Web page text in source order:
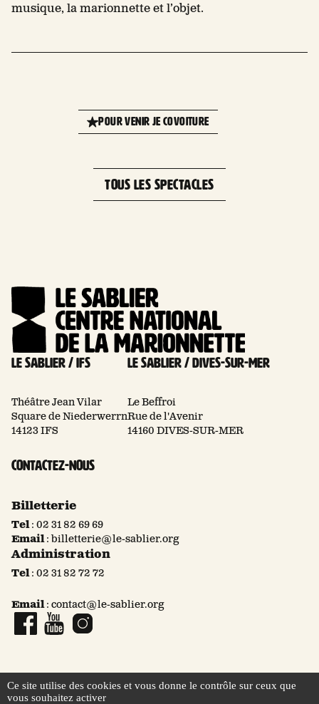
musique, la marionnette et l’objet.
POUR VENIR JE COVOITURE
TOUS LES SPECTACLES
Le Sablier / Ifs
Théâtre Jean Vilar
Square de Niederwerrn
14123 IFS
Le Sablier / Dives-sur-mer
Le Beffroi
Rue de l'Avenir
14160 DIVES-SUR-MER
Contactez-nous
Billetterie
Tel: 02 31 82 69 69
Email:billetterie@le-sablier.org
Administration
Tel: 02 31 82 72 72
Email: contact@le-sablier.org
Ce site utilise des cookies et vous donne le contrôle sur ceux que
vous souhaitez activer